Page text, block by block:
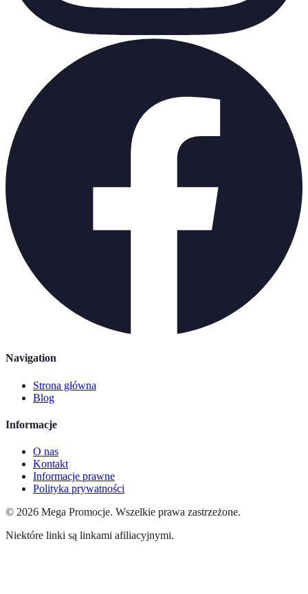
Navigation
Strona główna
Blog
Informacje
O nas
Kontakt
Informacje prawne
Polityka prywatności
© 2026 Mega Promocje. Wszelkie prawa zastrzeżone.
Niektóre linki są linkami afiliacyjnymi.